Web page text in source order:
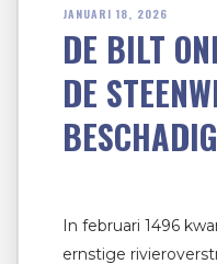
JANUARI 18, 2026
DE BILT
DE
In februari 1496
ernstige